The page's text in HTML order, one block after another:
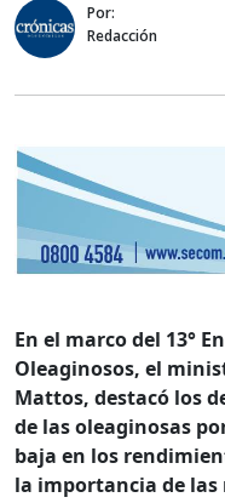
Por:
Redacción
En el marco del 13°
Oleaginosos, el
Mattos, destacó los
de las oleaginosas
baja en los
la importancia de las